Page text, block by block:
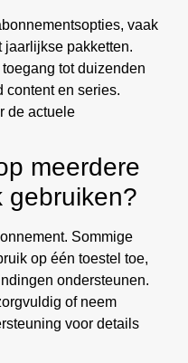
vaak
pakketten.
tot duizenden
content en series.
de actuele
meerdere
gebruiken?
Sommige
op één toestel toe,
ondersteunen.
of neem
voor details